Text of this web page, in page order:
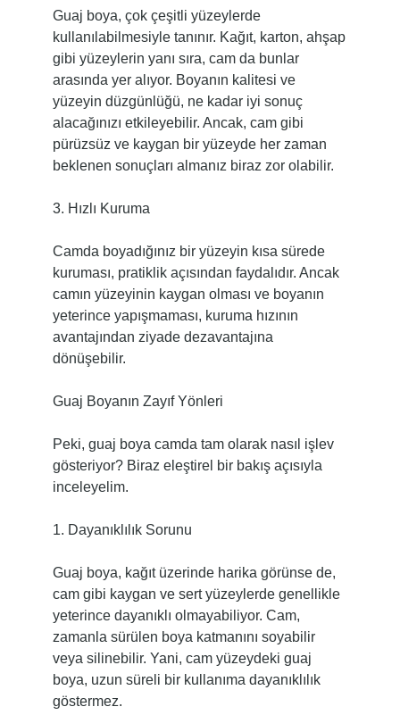
Guaj boya, çok çeşitli yüzeylerde
kullanılabilmesiyle tanınır. Kağıt, karton, ahşap
gibi yüzeylerin yanı sıra, cam da bunlar
arasında yer alıyor. Boyanın kalitesi ve
yüzeyin düzgünlüğü, ne kadar iyi sonuç
alacağınızı etkileyebilir. Ancak, cam gibi
pürüzsüz ve kaygan bir yüzeyde her zaman
beklenen sonuçları almanız biraz zor olabilir.
3. Hızlı Kuruma
Camda boyadığınız bir yüzeyin kısa sürede
kuruması, pratiklik açısından faydalıdır. Ancak
camın yüzeyinin kaygan olması ve boyanın
yeterince yapışmaması, kuruma hızının
avantajından ziyade dezavantajına
dönüşebilir.
Guaj Boyanın Zayıf Yönleri
Peki, guaj boya camda tam olarak nasıl işlev
gösteriyor? Biraz eleştirel bir bakış açısıyla
inceleyelim.
1. Dayanıklılık Sorunu
Guaj boya, kağıt üzerinde harika görünse de,
cam gibi kaygan ve sert yüzeylerde genellikle
yeterince dayanıklı olmayabiliyor. Cam,
zamanla sürülen boya katmanını soyabilir
veya silinebilir. Yani, cam yüzeydeki guaj
boya, uzun süreli bir kullanıma dayanıklılık
göstermez.